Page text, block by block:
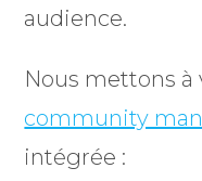
audience.
Nous mettons
community
intégrée :